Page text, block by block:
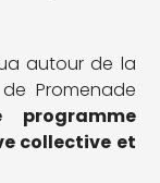
autour de la
Promenade
programme
collective et